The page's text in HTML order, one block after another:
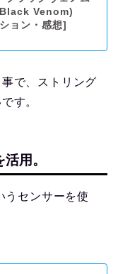
Venom)
ョン・感想]
で、ストリング
す。
用。
うセンサーを使